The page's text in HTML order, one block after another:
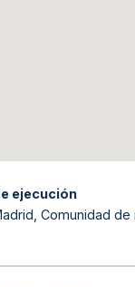
ejecución
Comunidad de